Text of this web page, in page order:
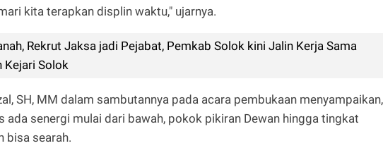
kita terapkan displin waktu," ujarnya.
Rekrut Jaksa jadi Pejabat, Pemkab Solok kini Jalin Kerja Sama
Kejari Solok
SH, MM dalam sambutannya pada acara pembukaan menyampaikan,
ada senergi mulai dari bawah, pokok pikiran Dewan hingga tingkat
bisa searah.